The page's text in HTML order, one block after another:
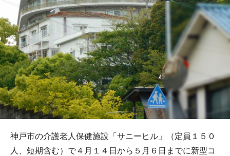
神戸市の介護老人保健施設「サニーヒル」（定員１５０
人、短期含む）で４月１４日から５月６日までに新型コ